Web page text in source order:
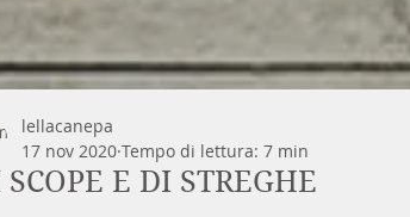
SCOPE E DI STREGHE
lellacanepa
17 nov 2020 Tempo di lettura: 7 min